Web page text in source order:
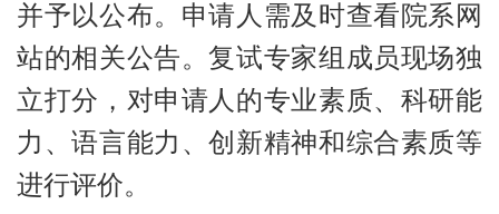
并予以公布。申请人需及时查看院系网
站的相关公告。复试专家组成员现场独
立打分，对申请人的专业素质、科研能
力、语言能力、创新精神和综合素质等
进行评价。